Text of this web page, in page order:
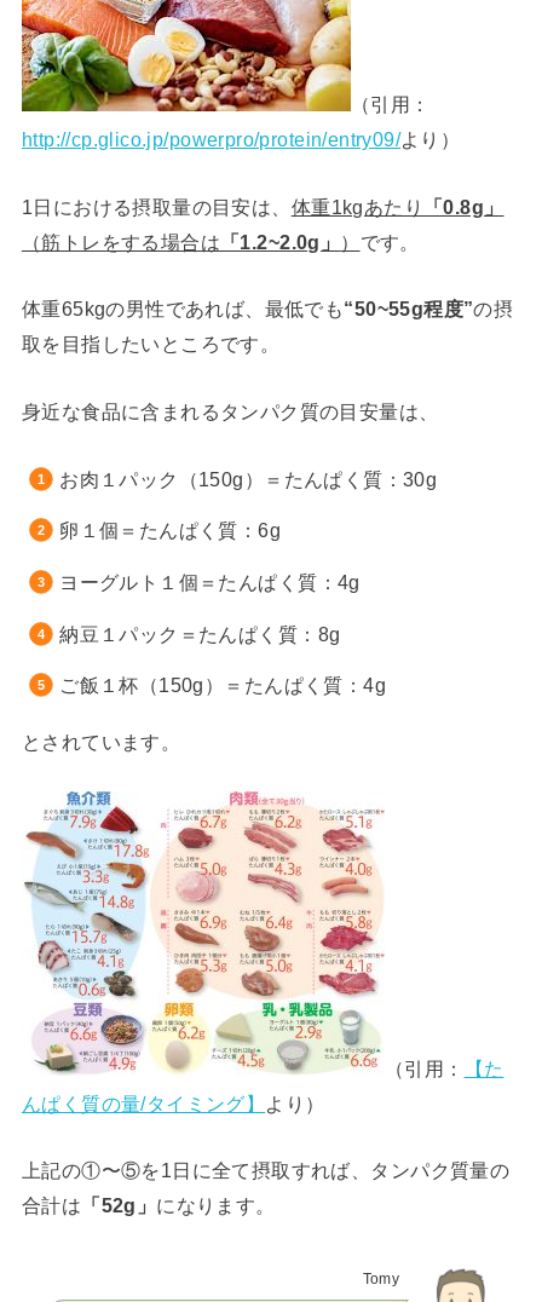
（引用：
http://cp.glico.jp/powerpro/protein/entry09/より）
1日における摂取量の目安は、 体重1kgあたり
「0.8g」
（筋トレをする場合は 「1.2~2.0g」 ） です。
体重65kgの男性であれば、最低でも“50~55g程度”の摂
取を目指したいところです。
身近な食品に含まれるタンパク質の目安量は、
お肉１パック（150g）＝たんぱく質：30g
卵１個＝たんぱく質：6g
ヨーグルト１個＝たんぱく質：4g
納豆１パック＝たんぱく質：8g
ご飯１杯（150g）＝たんぱく質：4g
とされています。
（引用：
【た
んぱく質の量/タイミング】 より）
上記の①〜⑤を1日に全て摂取すれば、タンパク質量の
合計は 「52g」 になります。
Tomy